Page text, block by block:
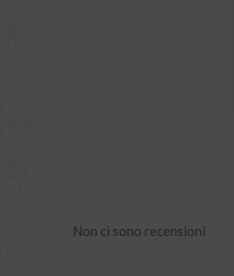
Non ci sono recensioni